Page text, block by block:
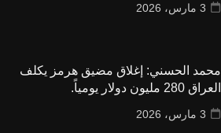
3 مارس، 2026
محمد الحسني: إغلاق مضيق هرمز يكلف
العراق 280 مليون دولار يومياً.
3 مارس، 2026